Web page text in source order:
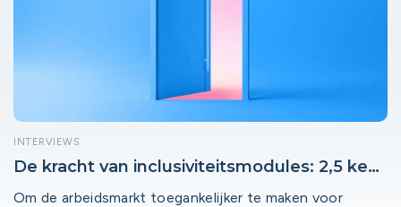
INTERVIEWS
De kracht van inclusiviteitsmodules: 2,5 keer
Om de arbeidsmarkt toegankelijker te maken voor